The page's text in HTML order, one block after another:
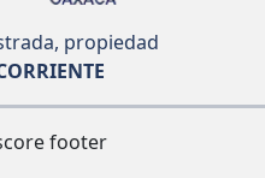
propiedad